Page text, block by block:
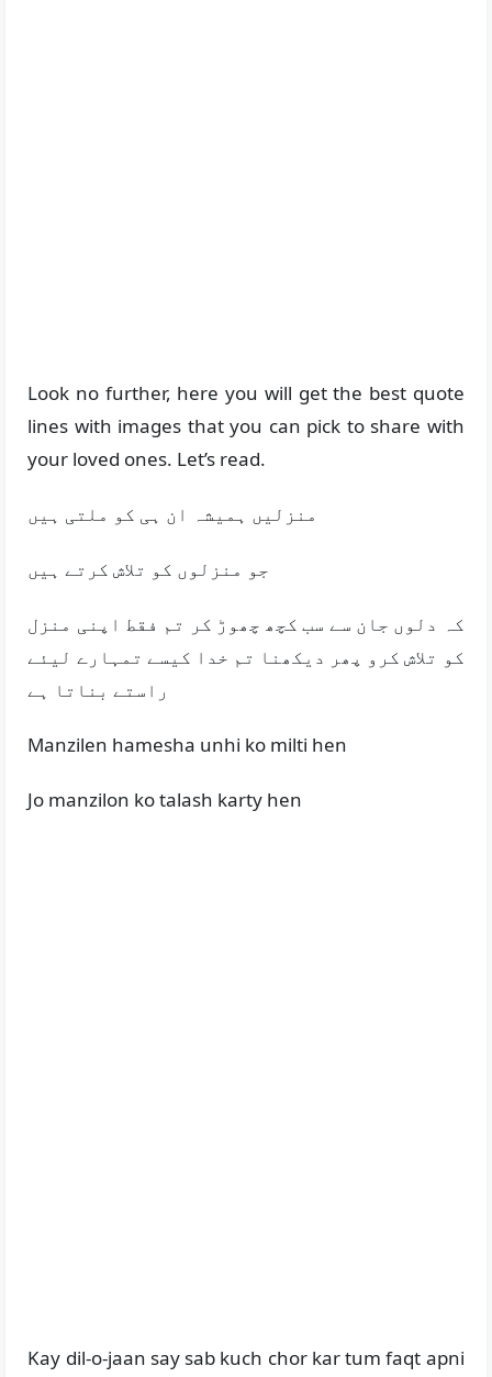
Look no further, here you will get the best quote
lines with images that you can pick to share with
your loved ones. Let’s read.
منزلیں ہمیشہ ان ہی کو ملتی ہیں
جو منزلوں کو تلاش کرتے ہیں
کہ دلوں جان سے سب کچھ چھوڑ کر تم فقط اپنی منزل
کو تلاش کرو پھر دیکھنا تم خدا کیسے تمہارے لیئے
راستے بناتا ہے
Manzilen hamesha unhi ko milti hen
Jo manzilon ko talash karty hen
Kay dil-o-jaan say sab kuch chor kar tum faqt apni